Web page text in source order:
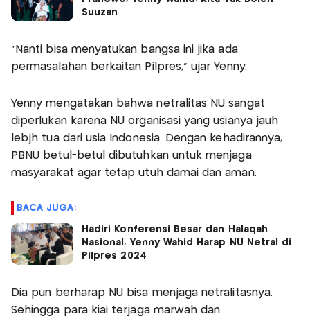
Suuzan
"Nanti bisa menyatukan bangsa ini jika ada
permasalahan berkaitan Pilpres," ujar Yenny.
Yenny mengatakan bahwa netralitas NU sangat
diperlukan karena NU organisasi yang usianya jauh
lebjh tua dari usia Indonesia. Dengan kehadirannya,
PBNU betul-betul dibutuhkan untuk menjaga
masyarakat agar tetap utuh damai dan aman.
BACA JUGA:
Hadiri Konferensi Besar dan Halaqah
Nasional, Yenny Wahid Harap NU Netral di
Pilpres 2024
Dia pun berharap NU bisa menjaga netralitasnya.
Sehingga para kiai terjaga marwah dan